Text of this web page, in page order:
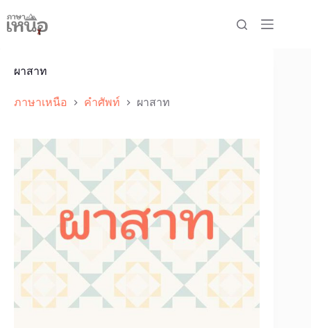
to
content
ผาสาท
ภาษาเหนือ คำศัพท์ ผาสาท